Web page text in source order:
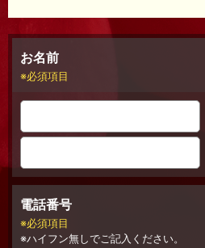
お名前
必須項目
電話番号
必須項目
ハイフン無しでご記入ください。